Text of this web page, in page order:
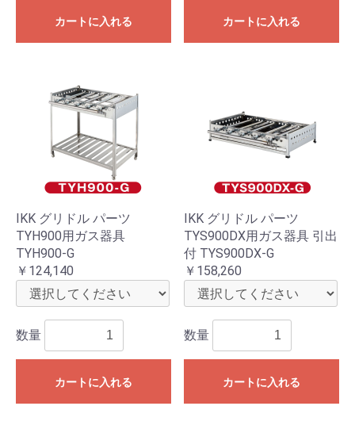
カートに入れる カートに入れる
IKK グリドル パーツ
TYH900用ガス器具
TYH900-G
￥124,140
数量
カートに入れる
IKK グリドル パーツ
TYS900DX用ガス器具 引出
付 TYS900DX-G
￥158,260
数量
カートに入れる